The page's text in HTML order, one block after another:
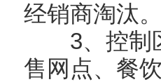
经销商淘汰
3、控制区
售网点、餐